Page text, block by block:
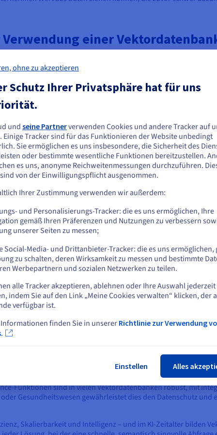
einer
einer
bringt mehrere
sind.
haben Schwierigkeiten mit hochdimensionalen Daten und
optimierte Indizierung, um Ergebnisse in weniger als
können Vektordatenbanken horizontal skalieren und Daten
wo Ressourcen bedarfsgerecht bereitgestellt werden
die mit riesigen Datenmengen arbeiten, bedeutet dies,
die Genauigkeit in KI-gesteuerten Anwendungen, indem sie
Zum Beispiel könnte in der Verarbeitung natürlicher Sprache
auf dem Kontext darstellen, nicht nur auf
Chatbots und virtuellen Assistenten.
Generierung (RAG): Vektordatenbanken sind ein
Pipelines sind auf Vektordatenbanken angewiesen, um
Daten – zu speichern und abzurufen. In RAG-
Inhalt zu finden, und verwendet dann diesen Inhalt, um
Halluzinationen und ermöglicht es der KI, kontextuell
Ohne eine Vektordatenbank können LLMs nicht effizient in
möglicherweise Investitionen in Einbettungsmodelle
komplexe Joins oder Aggregationen auszuführen,
In Datenanalyse-Workflows übersetzt sich dies
unterstützen das hybride Datenmanagement, das die
Operation abfragen können. Diese Vielseitigkeit ist ideal
zusammenarbeiten müssen.
Funktionen sind in vielen Vektordatenbanken robust, mit
Gesundheitswesen gewährleistet dies den Datenschutz
Skalierbarkeit und Intelligenz – und im KI-Zeitalter bilden
scheinen sich in Vereinigte Staaten zu
Sie aus Vereinigte Staaten bestellen möchten, müssen Sie sich auf der
Website umsehen und dort einen Account erstellen.
zur [Website] Webseite
us.ovhcloud.com/
Englisch USD - $
der aktuellen Website bleiben
andere Website wählen
ohne zu akzeptieren
Schutz Ihrer Privatsphäre hat für uns
und seine Partnerverwenden Cookies und andere Tracker auf
Einige Tracker sind für das Funktionieren der Website unbedingt
Sie ermöglichen es uns insbesondere, die Sicherheit des
oder bestimmte wesentliche Funktionen bereitzustellen.
es uns, anonyme Reichweitenmessungen durchzuführen.
von der Einwilligungspflicht ausgenommen.
Ihrer Zustimmung verwenden wir außerdem:
und Personalisierungs-Tracker: die es uns ermöglichen, Ihre
gemäß Ihren Präferenzen und Nutzungen zu verbessern
unserer Seiten zu messen;
Social-Media- und Drittanbieter-Tracker: die es uns ermöglichen,
zu schalten, deren Wirksamkeit zu messen und bestimmte
Werbepartnern und sozialen Netzwerken zu teilen.
alle Tracker akzeptieren, ablehnen oder Ihre Auswahl jederzeit
indem Sie auf den Link „Meine Cookies verwalten“ klicken, der
verfügbar ist.
finden Sie in unsererRichtlinie zur Verwendung
Einstellen Alles